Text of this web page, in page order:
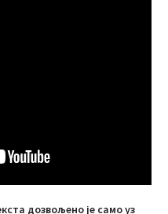
дозвољено је само уз